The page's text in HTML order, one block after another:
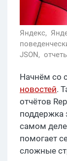
Яндекс,
JSON,
Начнём со
новостей.
отчётов
поддержка
самом деле
помогает
сложные